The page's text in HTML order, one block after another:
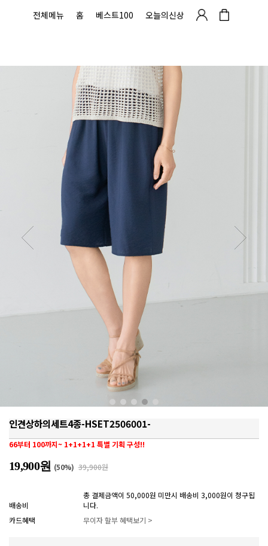
전체메뉴 홈 베스트100 오늘의신상
인견상하의세트4종-HSET2506001-
66부터 100까지~ 1+1+1+1 특별 기획 구성!!
19,900원 (50%) 39,900원
배송비
총 결제금액이 50,000원 미만시 배송비 3,000원이 청구됩
니다.
카드혜택
무이자 할부 혜택보기 >